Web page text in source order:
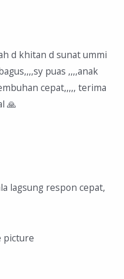
d khitan d sunat ummi
puas ,,,,anak
cepat,,,,, terima
🙏
lagsung respon cepat,